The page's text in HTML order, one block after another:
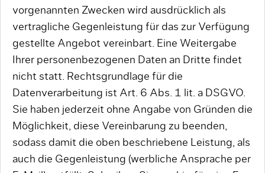
vorgenannten Zwecken wird ausdrücklich als
vertragliche Gegenleistung für das zur Verfügung
gestellte Angebot vereinbart. Eine Weitergabe
Ihrer personenbezogenen Daten an Dritte findet
nicht statt. Rechtsgrundlage für die
Datenverarbeitung ist Art. 6 Abs. 1 lit. a DSGVO.
Sie haben jederzeit ohne Angabe von Gründen die
Möglichkeit, diese Vereinbarung zu beenden,
sodass damit die oben beschriebene Leistung, als
auch die Gegenleistung (werbliche Ansprache per